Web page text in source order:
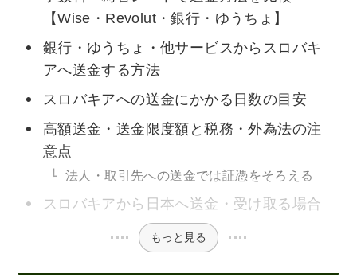
【Wise・Revolut・銀行・ゆうちょ】
銀行・ゆうちょ・他サービスからスロバキ
アへ送金する方法
スロバキアへの送金にかかる日数の目安
高額送金・送金限度額と税務・外為法の注
意点
法人・取引先への送金では証憑をそろえる
スロバキアから日本へ送金・受け取る場合
もっと見る